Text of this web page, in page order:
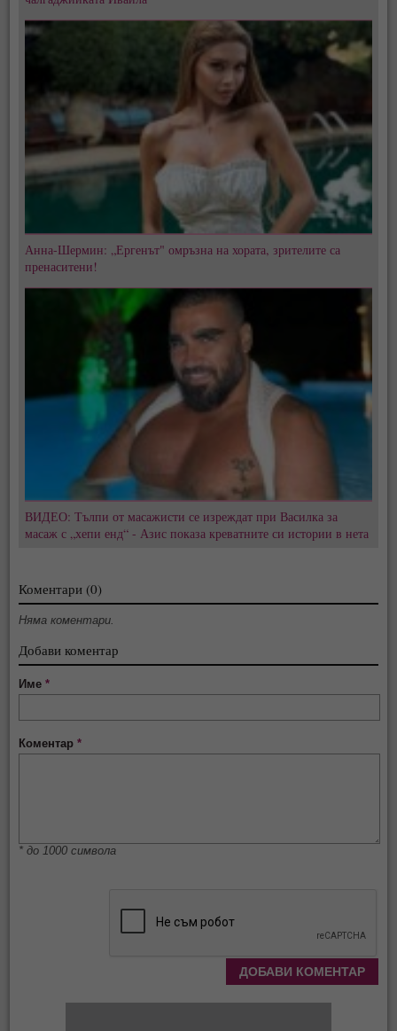
Анна-Шермин: „Ергенът" омръзна на хората, зрителите са
пренаситени!
ВИДЕО: Тълпи от масажисти се изреждат при Василка за
масаж с „хепи енд“ - Азис показа креватните си истории в нета
Коментари (0)
Няма коментари.
Добави коментар
Име*
Коментар*
* до 1000 символа